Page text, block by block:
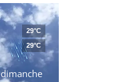
dimanche
29°C
29°C